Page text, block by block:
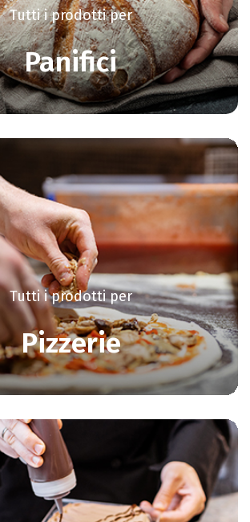
Tutti i prodotti per
Panifici
Tutti i prodotti per
Pizzerie